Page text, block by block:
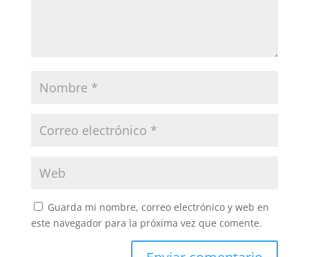
Guarda mi nombre, correo electrónico y web en
este navegador para la próxima vez que comente.